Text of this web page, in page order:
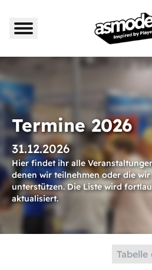
Termine 2026
31.12.2026
Hier findet ihr alle
denen wir teilnehmen oder die wir
unterstützen. Die Liste wird
aktualisiert.